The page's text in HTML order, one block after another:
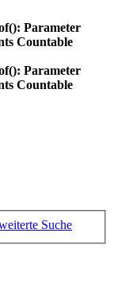
Parameter
Countable
Parameter
Countable
Suche